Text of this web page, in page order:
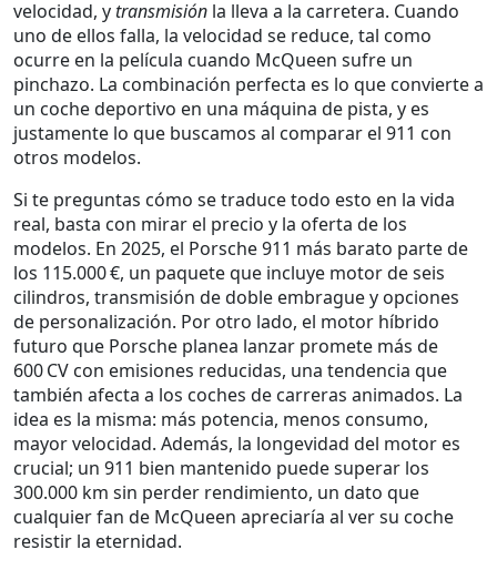
velocidad, ytransmisión la lleva a la carretera. Cuando
uno de ellos falla, la velocidad se reduce, tal como
ocurre en la película cuando McQueen sufre un
pinchazo. La combinación perfecta es lo que convierte a
un coche deportivo en una máquina de pista, y es
justamente lo que buscamos al comparar el 911 con
otros modelos.
Si te preguntas cómo se traduce todo esto en la vida
real, basta con mirar el precio y la oferta de los
modelos. En 2025, el Porsche 911 más barato parte de
los 115.000 €, un paquete que incluye motor de seis
cilindros, transmisión de doble embrague y opciones
de personalización. Por otro lado, el motor híbrido
futuro que Porsche planea lanzar promete más de
600 CV con emisiones reducidas, una tendencia que
también afecta a los coches de carreras animados. La
idea es la misma: más potencia, menos consumo,
mayor velocidad. Además, la longevidad del motor es
crucial; un 911 bien mantenido puede superar los
300.000 km sin perder rendimiento, un dato que
cualquier fan de McQueen apreciaría al ver su coche
resistir la eternidad.